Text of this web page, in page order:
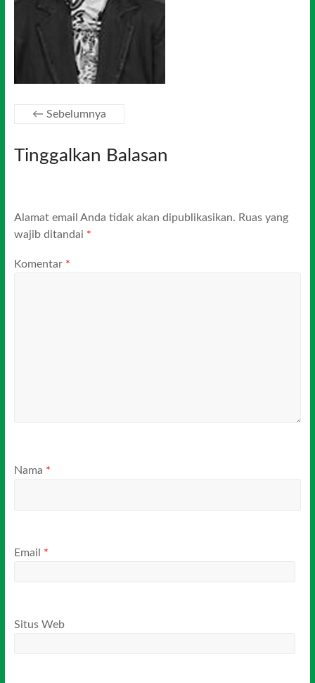
← Sebelumnya
Tinggalkan Balasan
Alamat email Anda tidak akan dipublikasikan. Ruas yang
wajib ditandai *
Komentar *
Nama *
Email *
Situs Web